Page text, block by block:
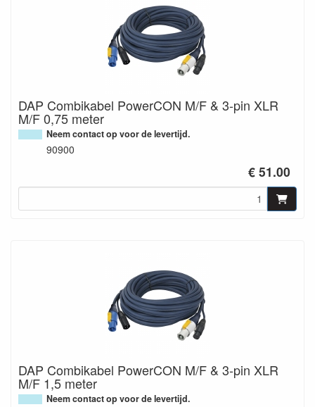
DAP Combikabel PowerCON M/F & 3-pin XLR
M/F 0,75 meter
Neem contact op voor de levertijd.
90900
€ 51.00
DAP Combikabel PowerCON M/F & 3-pin XLR
M/F 1,5 meter
Neem contact op voor de levertijd.